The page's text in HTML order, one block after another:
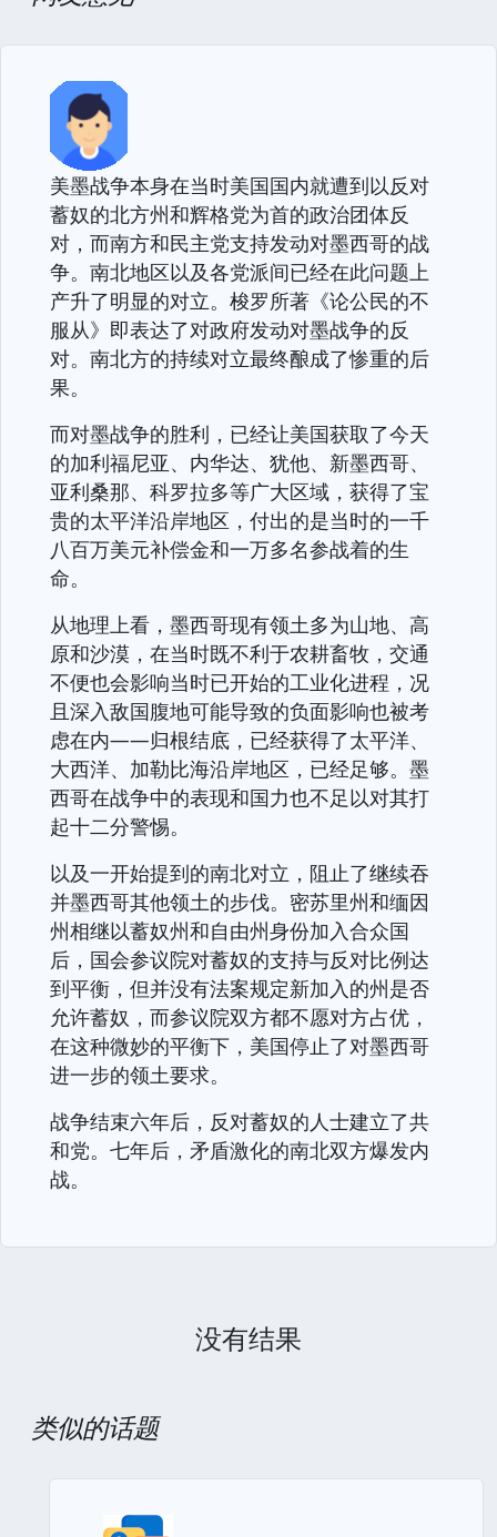
美墨战争本身在当时美国国内就遭到以反对
蓄奴的北方州和辉格党为首的政治团体反
对，而南方和民主党支持发动对墨西哥的战
争。南北地区以及各党派间已经在此问题上
产升了明显的对立。梭罗所著《论公民的不
服从》即表达了对政府发动对墨战争的反
对。南北方的持续对立最终酿成了惨重的后
果。
而对墨战争的胜利，已经让美国获取了今天
的加利福尼亚、内华达、犹他、新墨西哥、
亚利桑那、科罗拉多等广大区域，获得了宝
贵的太平洋沿岸地区，付出的是当时的一千
八百万美元补偿金和一万多名参战着的生
命。
从地理上看，墨西哥现有领土多为山地、高
原和沙漠，在当时既不利于农耕畜牧，交通
不便也会影响当时已开始的工业化进程，况
且深入敌国腹地可能导致的负面影响也被考
虑在内——归根结底，已经获得了太平洋、
大西洋、加勒比海沿岸地区，已经足够。墨
西哥在战争中的表现和国力也不足以对其打
起十二分警惕。
以及一开始提到的南北对立，阻止了继续吞
并墨西哥其他领土的步伐。密苏里州和缅因
州相继以蓄奴州和自由州身份加入合众国
后，国会参议院对蓄奴的支持与反对比例达
到平衡，但并没有法案规定新加入的州是否
允许蓄奴，而参议院双方都不愿对方占优，
在这种微妙的平衡下，美国停止了对墨西哥
进一步的领土要求。
战争结束六年后，反对蓄奴的人士建立了共
和党。七年后，矛盾激化的南北双方爆发内
战。
没有结果
类似的话题